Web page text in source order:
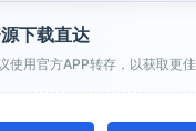
下载直达
使用官方APP转存，以获取更